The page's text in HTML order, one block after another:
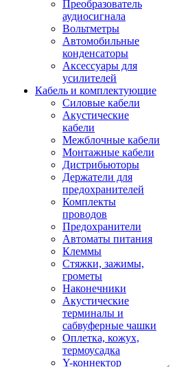
Преобразователь
аудиосигнала
Вольтметры
Автомобильные
конденсаторы
Аксессуары для
усилителей
Кабель и комплектующие
Силовые кабели
Акустические
кабели
Межблочные кабели
Монтажные кабели
Дистрибьюторы
Держатели для
предохранителей
Комплекты
проводов
Предохранители
Автоматы питания
Клеммы
Стяжки, зажимы,
грометы
Наконечники
Акустические
терминалы и
сабвуферные чашки
Оплетка, кожух,
термоусадка
Y-коннектор